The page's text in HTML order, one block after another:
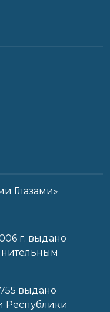
Глазами»
г. выдано
выдано
Республики